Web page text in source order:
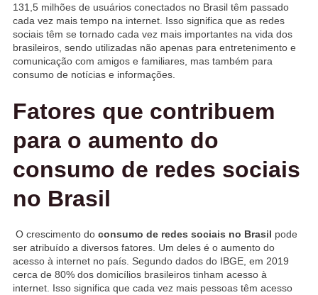
131,5 milhões de usuários conectados no Brasil têm passado
cada vez mais tempo na internet. Isso significa que as redes
sociais têm se tornado cada vez mais importantes na vida dos
brasileiros, sendo utilizadas não apenas para entretenimento e
comunicação com amigos e familiares, mas também para
consumo de notícias e informações.
Fatores que contribuem
para o aumento do
consumo de redes sociais
no Brasil
O crescimento do consumo de redes sociais no Brasil pode
ser atribuído a diversos fatores. Um deles é o aumento do
acesso à internet no país. Segundo dados do IBGE, em 2019
cerca de 80% dos domicílios brasileiros tinham acesso à
internet. Isso significa que cada vez mais pessoas têm acesso